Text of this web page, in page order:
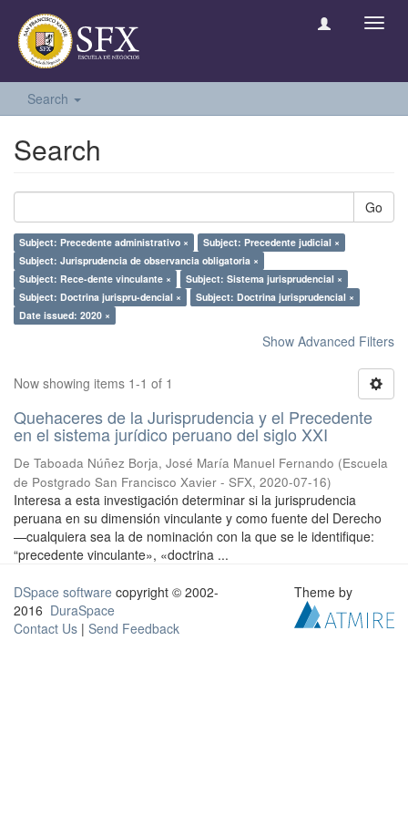
Search
Search
Go
Subject: Precedente administrativo ×
Subject: Precedente judicial ×
Subject: Jurisprudencia de observancia obligatoria ×
Subject: Rece-dente vinculante ×
Subject: Sistema jurisprudencial ×
Subject: Doctrina jurispru-dencial ×
Subject: Doctrina jurisprudencial ×
Date issued: 2020 ×
Show Advanced Filters
Now showing items 1-1 of 1
Quehaceres de la Jurisprudencia y el Precedente
en el sistema jurídico peruano del siglo XXI
De Taboada Núñez Borja, José María Manuel Fernando (Escuela
de Postgrado San Francisco Xavier - SFX, 2020-07-16)
Interesa a esta investigación determinar si la jurisprudencia
peruana en su dimensión vinculante y como fuente del Derecho
—cualquiera sea la de nominación con la que se le identifique:
“precedente vinculante», «doctrina ...
DSpace software copyright © 2002-
2016 DuraSpace
Contact Us | Send Feedback
Theme by